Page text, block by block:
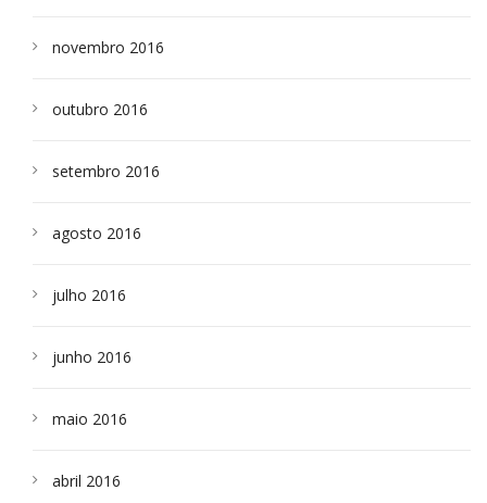
novembro 2016
outubro 2016
setembro 2016
agosto 2016
julho 2016
junho 2016
maio 2016
abril 2016